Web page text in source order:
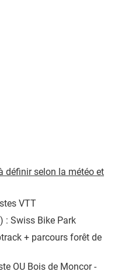
définir selon la météo et
VTT
: Swiss Bike Park
+ parcours forêt de
OU Bois de Moncor -